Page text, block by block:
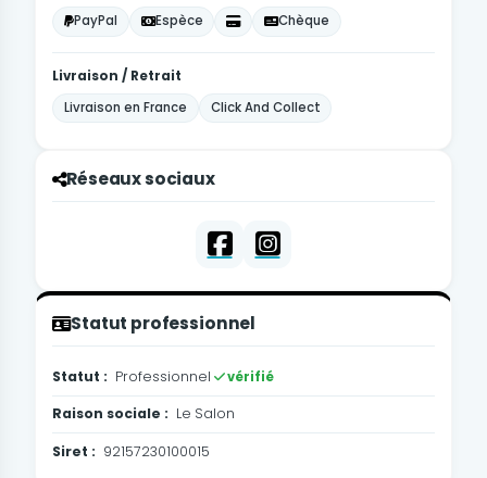
PayPal
Espèce Chèque
Livraison / Retrait
Livraison en France
Click And Collect
Réseaux sociaux
Statut professionnel
Statut : Professionnel vérifié
Raison sociale : Le Salon
Siret : 92157230100015